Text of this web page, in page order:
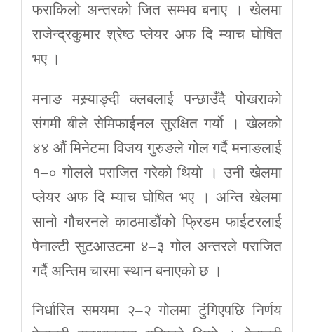
फराकिलो अन्तरको जित सम्भव बनाए । खेलमा
राजेन्द्रकुमार श्रेष्ठ प्लेयर अफ दि म्याच घोषित
भए ।
मनाङ मस्र्याङ्दी क्लबलाई पन्छाउँदै पोखराको
संगमी बीले सेमिफाईनल सुरक्षित गर्यो । खेलको
४४ औं मिनेटमा विजय गुरुङले गोल गर्दै मनाङलाई
१–० गोलले पराजित गरेको थियो । उनी खेलमा
प्लेयर अफ दि म्याच घोषित भए । अन्ति खेलमा
सानो गौचरनले काठमाडौंको फ्रिडम फाईटरलाई
पेनाल्टी सुटआउटमा ४–३ गोल अन्तरले पराजित
गर्दै अन्तिम चारमा स्थान बनाएको छ ।
निर्धारित समयमा २–२ गोलमा टुंगिएपछि निर्णय